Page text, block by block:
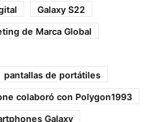
Galaxy S22
de Marca Global
pantallas de portátiles
colaboró con Polygon1993
Galaxy